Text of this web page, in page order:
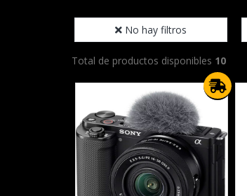
No hay filtros
Total de productos disponibles 10